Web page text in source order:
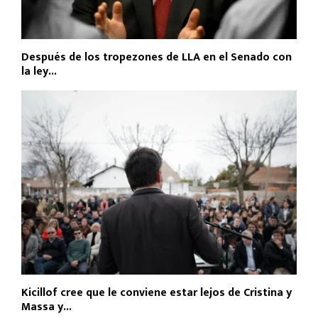
Después de los tropezones de LLA en el Senado con
la ley...
Kicillof cree que le conviene estar lejos de Cristina y
Massa y...